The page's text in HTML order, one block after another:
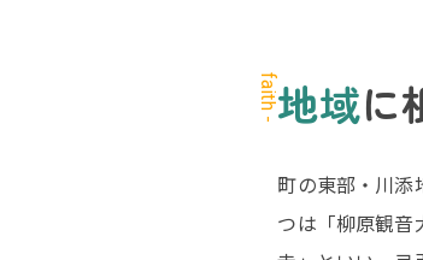
地域に
町の東部・川添
つは「柳原観音
faith -